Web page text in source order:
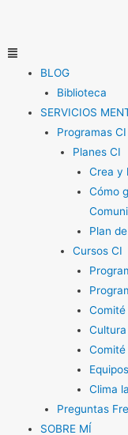
contenido
Menú
BLOG
Biblioteca
SERVICIOS
Programas CI
Planes CI
Crea y
Cómo
Plan
Cursos CI
Comité
Clima
Preguntas
SOBRE MÍ